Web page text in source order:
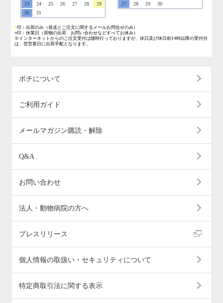
23
24 25 26 27 28
29
30
31
27
28 29 30
■印：出荷のみ （発送とご注文に関するメールお問合せのみ）
■印：休業日
（荷物の出荷、お問い合わせなどすべてお休み）
※インターネットからのご注文受付は随時行っておりますが、休日及び休日前14時以降の受付分
は、翌営業日に出荷手配となります。
ポチについて
ご利用ガイド
メールマガジン購読・解除
Q&A
お問い合わせ
法人・動物病院の方へ
プレスリリース
個人情報の取扱い・セキュリティについて
特定商取引法に関する表示